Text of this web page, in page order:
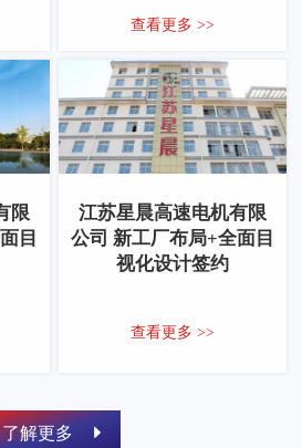
查看更多 >>
限
目
江苏星晨高速电机有限
公司 新工厂布局+全面目
视化设计签约
查看更多 >>
了解更多